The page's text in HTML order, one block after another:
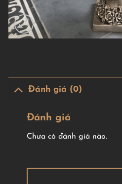
Đánh giá (0)
Đánh giá
Chưa có đánh giá nào.